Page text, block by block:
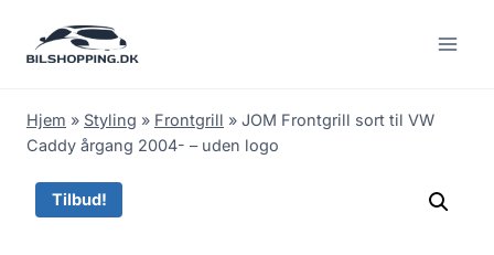
Hjem » Styling » Frontgrill » JOM Frontgrill sort til VW
Caddy årgang 2004- – uden logo
Tilbud!